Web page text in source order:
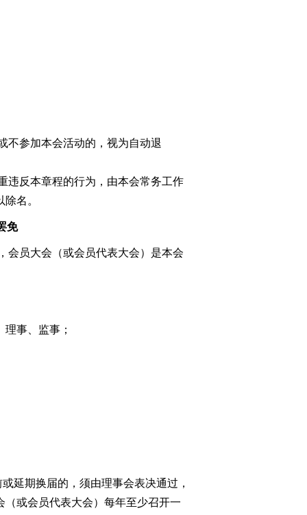
不参加本会活动的，视为自动退
违反本章程的行为，由本会常务工作
名。
免
会员大会（或会员代表大会）是本会
事、监事；
延期换届的，须由理事会表决通过，
或会员代表大会）每年至少召开一